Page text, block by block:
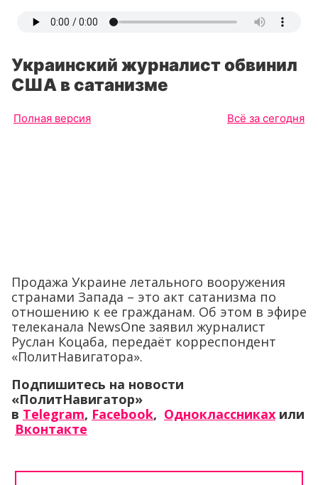
Украинский журналист обвинил
США в сатанизме
Полная версия Всё за сегодня
Продажа Украине летального вооружения
странами Запада – это акт сатанизма по
отношению к ее гражданам. Об этом в эфире
телеканала NewsOne заявил журналист
Руслан Коцаба, передаёт корреспондент
«ПолитНавигатора».
Подпишитесь на новости
«ПолитНавигатор»
в Telegram, Facebook, Одноклассниках или
Вконтакте